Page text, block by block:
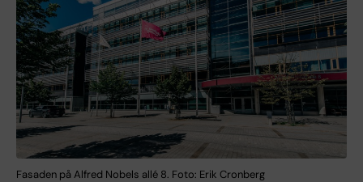
Fasaden på Alfred Nobels allé 8. Foto: Erik Cronberg